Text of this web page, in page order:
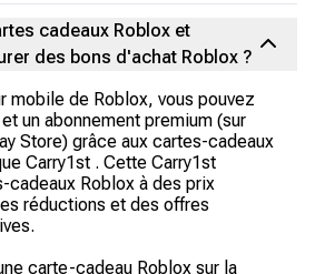
cadeaux Roblox et
des bons d'achat Roblox ?
mobile de Roblox, vous pouvez
un abonnement premium (sur
Store) grâce aux cartes-cadeaux
Carry1st . Cette Carry1st
cadeaux Roblox à des prix
réductions et des offres
carte-cadeau Roblox sur la